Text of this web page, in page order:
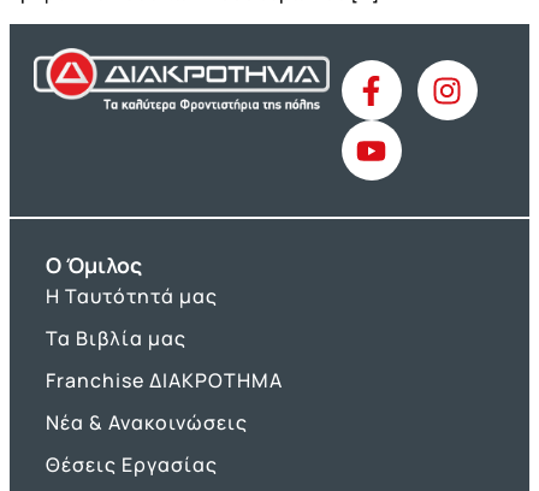
O Όμιλος
Η Ταυτότητά μας
Τα Βιβλία μας
Franchise ΔΙΑΚΡΟΤΗΜΑ
Νέα & Ανακοινώσεις
Θέσεις Εργασίας